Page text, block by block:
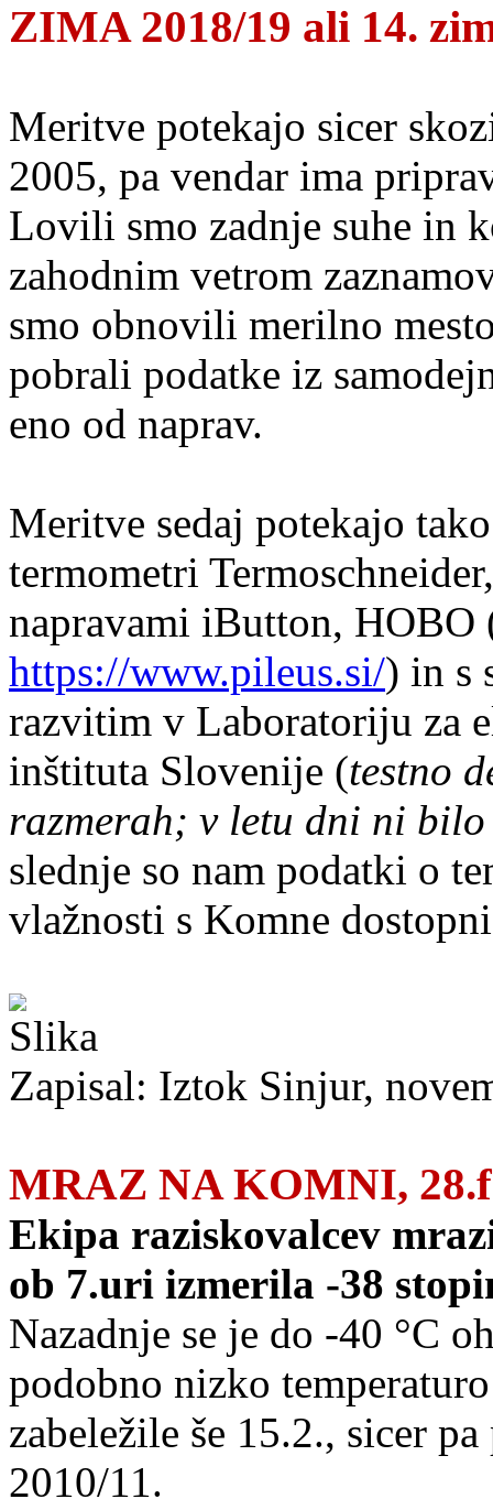
ZIMA 2018/19 ali 14.
Meritve potekajo sicer
2005, pa vendar ima
Lovili smo zadnje suhe in
zahodnim vetrom
smo obnovili merilno
pobrali podatke iz
eno od naprav.
Meritve sedaj potekajo
termometri
napravami iButton, HOBO
https://www.pileus.si/) in s
razvitim v Laboratoriju za
inštituta Slovenije (testno
razmerah; v letu dni ni
slednje so nam podatki o
vlažnosti s Komne
Zapisal: Iztok Sinjur,
MRAZ NA KOMNI,
Ekipa raziskovalcev
ob 7.uri izmerila -38
Nazadnje se je do -40 °C
podobno nizko
zabeležile še 15.2., sicer
2010/11.